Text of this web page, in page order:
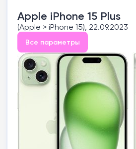
Apple iPhone 15 Plus
(Apple > iPhone 15), 22.09.2023
Все параметры